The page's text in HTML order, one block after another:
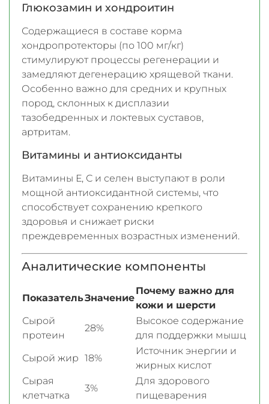
Глюкозамин и хондроитин
Содержащиеся в составе корма
хондропротекторы (по 100 мг/кг)
стимулируют процессы регенерации и
замедляют дегенерацию хрящевой ткани.
Особенно важно для средних и крупных
пород, склонных к дисплазии
тазобедренных и локтевых суставов,
артритам.
Витамины и антиоксиданты
Витамины Е, С и селен выступают в роли
мощной антиоксидантной системы, что
способствует сохранению крепкого
здоровья и снижает риски
преждевременных возрастных изменений.
Аналитические компоненты
ПоказательЗначение
Почему важно для
кожи и шерсти
Сырой
протеин
28%
Высокое содержание
для поддержки мышц
Сырой жир 18%
Источник энергии и
жирных кислот
Сырая
клетчатка
3%
Для здорового
пищеварения